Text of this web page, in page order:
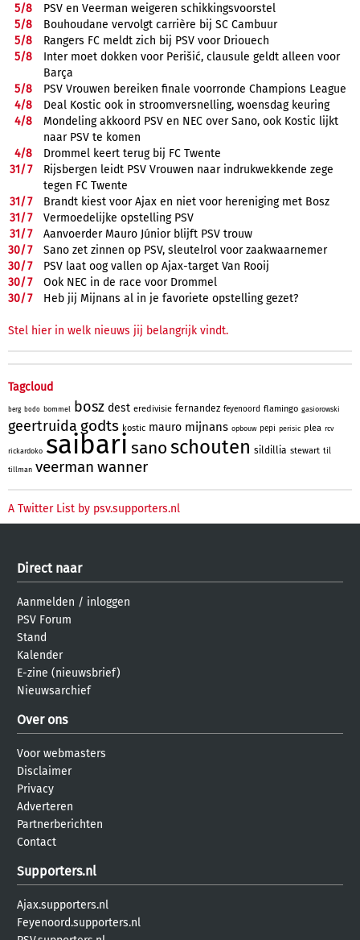
5/8
PSV en Veerman weigeren schikkingsvoorstel
5/8
Bouhoudane vervolgt carrière bij SC Cambuur
5/8
Rangers FC meldt zich bij PSV voor Driouech
5/8
Inter moet dokken voor Perišić, clausule geldt alleen voor
Barça
5/8
PSV Vrouwen bereiken finale voorronde Champions League
4/8
Deal Kostic ook in stroomversnelling, woensdag keuring
4/8
Mondeling akkoord PSV en NEC over Sano, ook Kostic lijkt
naar PSV te komen
4/8
Drommel keert terug bij FC Twente
31/7
Rijsbergen leidt PSV Vrouwen naar indrukwekkende zege
tegen FC Twente
31/7
Brandt kiest voor Ajax en niet voor hereniging met Bosz
31/7
Vermoedelijke opstelling PSV
31/7
Aanvoerder Mauro Júnior blijft PSV trouw
30/7
Sano zet zinnen op PSV, sleutelrol voor zaakwaarnemer
30/7
PSV laat oog vallen op Ajax-target Van Rooij
30/7
Ook NEC in de race voor Drommel
30/7 Heb jij Mijnans al in je favoriete opstelling gezet?
Stel hier in welk nieuws jij belangrijk vindt.
Tagcloud
berg bodo bommel bosz dest eredivisie fernandez feyenoord flamingo gasiorowski
geertruida godts kostic mauro mijnans opbouw pepi perisic plea rcv
rickardoko saibari sanoschouten sildillia stewart til
tillman veerman wanner
A Twitter List by psv.supporters.nl
Direct naar
Aanmelden / inloggen
PSV Forum
Stand
Kalender
E-zine (nieuwsbrief)
Nieuwsarchief
Over ons
Voor webmasters
Disclaimer
Privacy
Adverteren
Partnerberichten
Contact
Supporters.nl
Ajax.supporters.nl
Feyenoord.supporters.nl